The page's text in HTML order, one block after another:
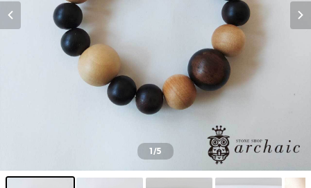
1/5